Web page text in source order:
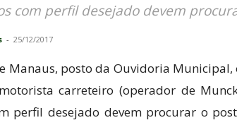
com perfil desejado devem
- 25/12/2017
Manaus, posto da Ouvidoria
carreteiro (operador de
perfil desejado devem procurar o